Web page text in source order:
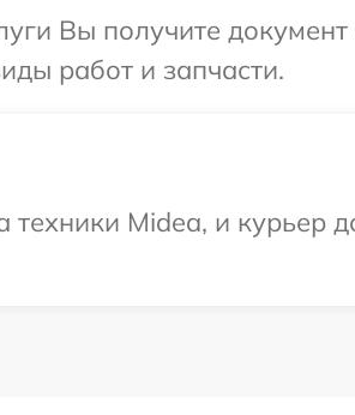
Вы получите
работ и запчасти.
Midea, и курьер